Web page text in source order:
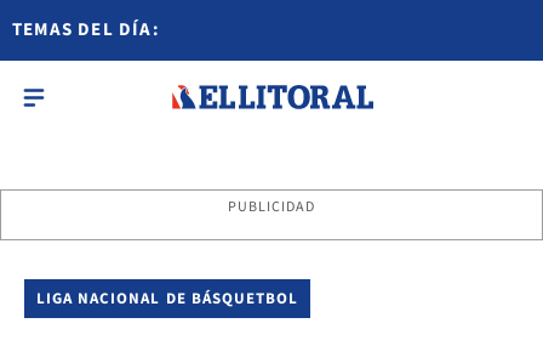
TEMAS DEL DÍA:
PUBLICIDAD
LIGA NACIONAL DE BÁSQUETBOL